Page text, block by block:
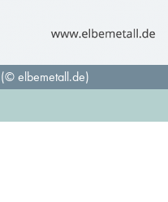
elbemetall.de)